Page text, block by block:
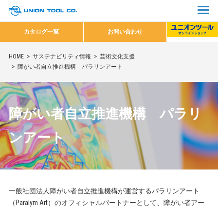
カタログ一覧 お問い合わせ
HOME サステナビリティ情報
芸術文化支援
障がい者自立推進機構 パラリンアート
障がい者自立推進機構 パラリ
ンアート
一般社団法人障がい者自立推進機構が運営するパラリンアート
（Paralym Art）のオフィシャルパートナーとして、障がい者アー